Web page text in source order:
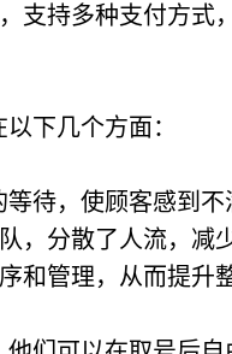
支持多种支付方式
下几个方面：
待，使顾客感到
，分散了人流，减
和管理，从而提升